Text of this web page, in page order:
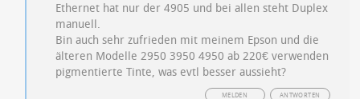
Ethernet hat nur der 4905 und bei allen steht Duplex
manuell.
Bin auch sehr zufrieden mit meinem Epson und die
älteren Modelle 2950 3950 4950 ab 220€ verwenden
pigmentierte Tinte, was evtl besser aussieht?
ANTWORTEN
MELDEN